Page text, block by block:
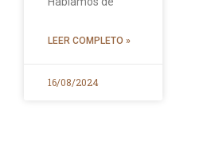
LEER COMPLETO »
16/08/2024